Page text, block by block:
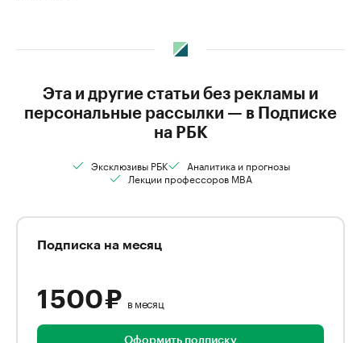
Эта и другие статьи без рекламы и
персональные рассылки — в Подписке
на РБК
Эксклюзивы РБК
Аналитика и прогнозы
Лекции профессоров MBA
Подписка на месяц
1 500 ₽ в месяц
Оформить подписку